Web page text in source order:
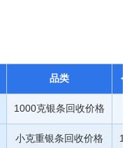
品类 今
1000克银条回收价格
小克重银条回收价格